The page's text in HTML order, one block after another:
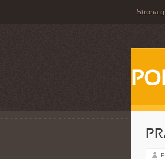
Strona